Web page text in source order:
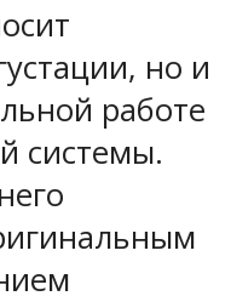
но и
работе
системы.